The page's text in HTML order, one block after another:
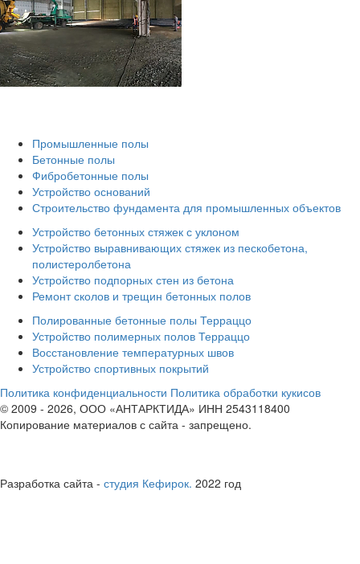
Промышленные полы
Бетонные полы
Фибробетонные полы
Устройство оснований
Строительство фундамента для промышленных объектов
Устройство бетонных стяжек с уклоном
Устройство выравнивающих стяжек из пескобетона,
полистеролбетона
Устройство подпорных стен из бетона
Ремонт сколов и трещин бетонных полов
Полированные бетонные полы Терраццо
Устройство полимерных полов Терраццо
Восстановление температурных швов
Устройство спортивных покрытий
Политика конфиденциальности Политика обработки кукисов
© 2009 - 2026, ООО «АНТАРКТИДА» ИНН 2543118400
Копирование материалов с сайта - запрещено.
Разработка сайта - студия Кефирок. 2022 год